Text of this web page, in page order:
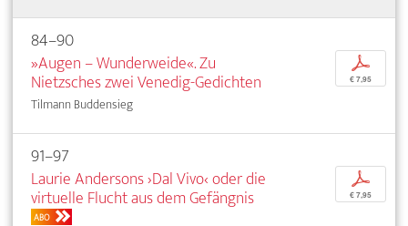
84–90
»Augen – Wunderweide«. Zu
Nietzsches zwei Venedig-Gedichten
Tilmann Buddensieg
p
€ 7,95
91–97
Laurie Andersons ›Dal Vivo‹ oder die
virtuelle Flucht aus dem Gefängnis
ABO
p
€ 7,95